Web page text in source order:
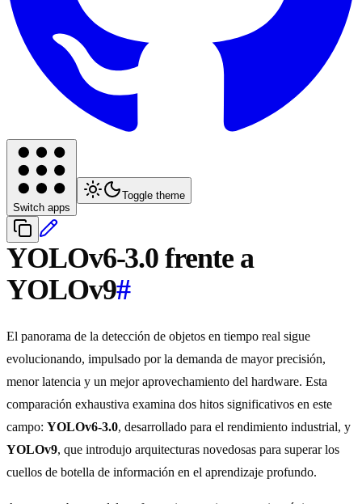
Switch apps
Toggle theme
YOLOv6-3.0 frente a
YOLOv9#
El panorama de la detección de objetos en tiempo real sigue
evolucionando, impulsado por la demanda de mayor precisión,
menor latencia y un mejor aprovechamiento del hardware. Esta
comparación exhaustiva examina dos hitos significativos en este
campo: YOLOv6-3.0, desarrollado para el rendimiento industrial, y
YOLOv9, que introdujo arquitecturas novedosas para superar los
cuellos de botella de información en el aprendizaje profundo.